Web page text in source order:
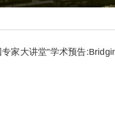
家大讲堂”学术预告